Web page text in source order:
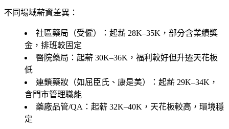
不同場域薪資差異：
社區藥局（受僱）
：起薪 28K–35K，部分含業績獎
金，排班較固定
醫院藥局 ：起薪 30K–36K，福利較好但升遷天花板
低
連鎖藥妝（如屈臣氏、康是美）
：起薪 29K–34K，
含門市管理職能
藥廠品管/QA ：起薪 32K–40K，天花板較高，環境穩
定